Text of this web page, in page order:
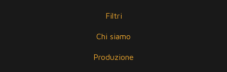
Filtri
Chi siamo
Produzione